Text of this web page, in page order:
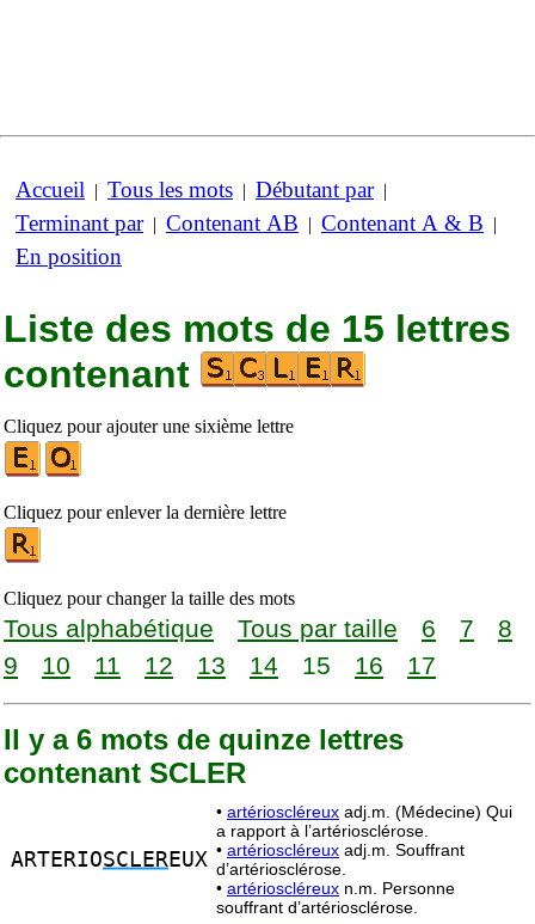
Accueil | Tous les mots | Débutant par|
Terminant par| Contenant AB | Contenant A & B |
En position
Liste des mots de 15 lettres
contenant
Cliquez pour ajouter une sixième lettre
Cliquez pour enlever la dernière lettre
Cliquez pour changer la taille des mots
Tous alphabétique Tous par taille 6 7
8
9
10 11 12 13 14 15 16 17
Il y a 6 mots de quinze lettres
contenant SCLER
ARTERIOSCLEREUX
• artérioscléreux adj.m. (Médecine) Qui
a rapport à l’artériosclérose.
• artérioscléreux adj.m. Souffrant
d’artériosclérose.
• artérioscléreux n.m. Personne
souffrant d’artériosclérose.